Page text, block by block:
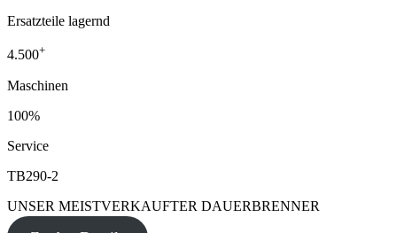
Ersatzteile lagernd
4.500+
Maschinen
100%
Service
TB290-2
UNSER MEISTVERKAUFTER DAUERBRENNER